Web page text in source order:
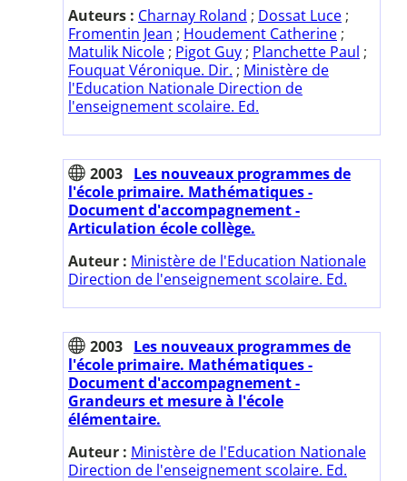
Auteurs : Charnay Roland ; Dossat Luce ;
Fromentin Jean ; Houdement Catherine ;
Matulik Nicole ; Pigot Guy ; Planchette Paul ;
Fouquat Véronique. Dir. ; Ministère de
l'Education Nationale Direction de
l'enseignement scolaire. Ed.
2003 Les nouveaux programmes de
l'école primaire. Mathématiques -
Document d'accompagnement -
Articulation école collège.
Auteur : Ministère de l'Education Nationale
Direction de l'enseignement scolaire. Ed.
2003 Les nouveaux programmes de
l'école primaire. Mathématiques -
Document d'accompagnement -
Grandeurs et mesure à l'école
élémentaire.
Auteur : Ministère de l'Education Nationale
Direction de l'enseignement scolaire. Ed.